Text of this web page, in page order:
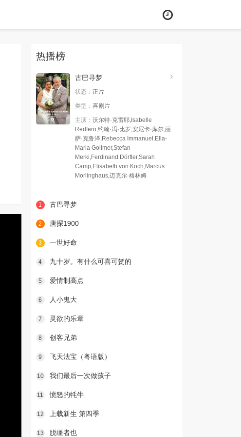
热播榜
古巴寻梦
状态： 正片
类型： 喜剧片
主演： 沃尔特·克雷耶,Isabelle
Redfern,约翰·冯·比罗,安尼卡·库尔,丽
萨·克鲁泽,Rebecca Immanuel,Ella-
Maria Gollmer,Stefan
Merki,Ferdinand Dörfler,Sarah
Camp,Elisabeth von Koch,Marcus
Morlinghaus,迈克尔·格林姆
1 古巴寻梦
2 唐探1900
3 一世好命
4 九十岁。有什么可喜可贺的
5 爱情制高点
6 人小鬼大
7 灵欲的乐章
8 创客兄弟
9 飞天法宝（粤语版）
10 我们最后一次做孩子
11 愤怒的牦牛
12 上载新生 第四季
13 脱缰者也